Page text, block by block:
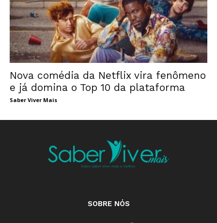
Nova comédia da Netflix vira fenômeno
e já domina o Top 10 da plataforma
Saber Viver Mais
SOBRE NÓS